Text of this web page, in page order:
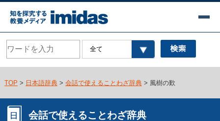
TOP > 日本語辞典> 会話で使えることわざ辞典> 風樹の歎
会話で使えることわざ辞典